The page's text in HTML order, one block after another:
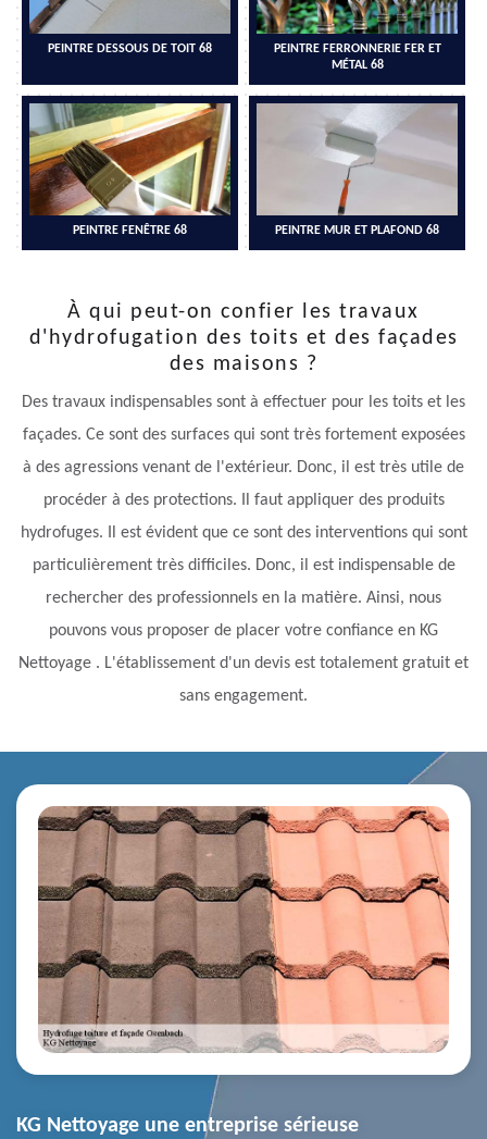
PEINTRE DESSOUS DE TOIT 68
PEINTRE FERRONNERIE FER ET
MÉTAL 68
PEINTRE FENÊTRE 68 PEINTRE MUR ET PLAFOND 68
À qui peut-on confier les travaux
d'hydrofugation des toits et des façades
des maisons ?
Des travaux indispensables sont à effectuer pour les toits et les
façades. Ce sont des surfaces qui sont très fortement exposées
à des agressions venant de l'extérieur. Donc, il est très utile de
procéder à des protections. Il faut appliquer des produits
hydrofuges. Il est évident que ce sont des interventions qui sont
particulièrement très difficiles. Donc, il est indispensable de
rechercher des professionnels en la matière. Ainsi, nous
pouvons vous proposer de placer votre confiance en KG
Nettoyage . L'établissement d'un devis est totalement gratuit et
sans engagement.
KG Nettoyage une entreprise sérieuse